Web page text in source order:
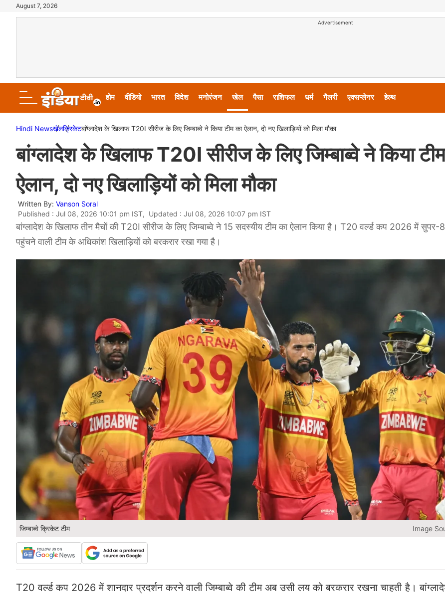
August 7, 2026
Advertisement
होम वीडियो भारत विदेश मनोरंजन खेल पैसा राशिफल धर्म गैलरी एक्सप्लेनर हेल्थ
Hindi Newsखेलक्रिकेटबांग्लादेश के खिलाफ T20I सीरीज के लिए जिम्बाब्वे ने किया टीम का ऐलान, दो नए खिलाड़ियों को मिला मौका
बांग्लादेश के खिलाफ T20I सीरीज के लिए जिम्बाब्वे ने किया
ऐलान, दो नए खिलाड़ियों को मिला मौका
Written By: Vanson Soral
Published : Jul 08, 2026 10:01 pm IST, Updated : Jul 08, 2026 10:07 pm IST
बांग्लादेश के खिलाफ तीन मैचों की T20I सीरीज के लिए जिम्बाब्वे ने 15 सदस्यीय टीम का ऐलान किया है। T20 वर्ल्ड कप 2026 में
पहुंचने वाली टीम के अधिकांश खिलाड़ियों को बरकरार रखा गया है।
जिम्बाब्वे क्रिकेट टीम Image
T20 वर्ल्ड कप 2026 में शानदार प्रदर्शन करने वाली जिम्बाब्वे की टीम अब उसी लय को बरकरार रखना चाहती है।